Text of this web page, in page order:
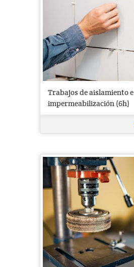
Trabajos de aislamiento e
impermeabilización (6h)